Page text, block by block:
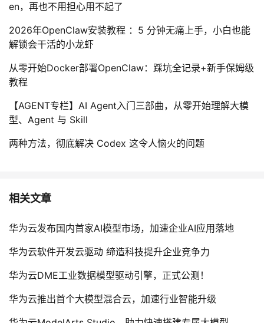
en，再也不用担心用不起了
2026年OpenClaw安装教程 ：5 分钟无痛上手，小白也能
解锁会干活的小龙虾
从零开始Docker部署OpenClaw：踩坑全记录+新手保姆级
教程
【AGENT专栏】AI Agent入门三部曲，从零开始理解大模
型、Agent 与 Skill
两种方法，彻底解决 Codex 这令人恼火的问题
相关文章
华为云发布国内首家AI模型市场，加速企业AI应用落地
华为云软件开发云驱动 缔造科技提升企业竞争力
华为云DME工业数据模型驱动引擎，正式公测！
华为云推出首个大模型混合云，加速行业智能升级